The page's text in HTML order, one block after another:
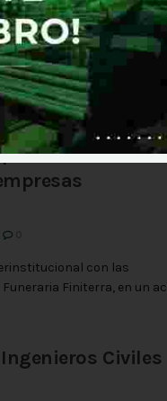
Hábitat
0
técnico y académico,
Chuquisaca y la ...
con las
Finiterra, en un
Civiles